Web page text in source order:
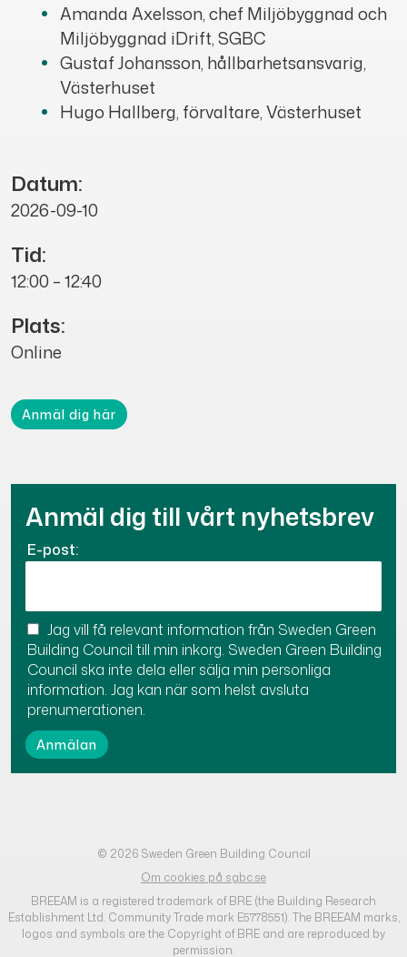
Amanda Axelsson, chef Miljöbyggnad och
Miljöbyggnad iDrift, SGBC
Gustaf Johansson, hållbarhetsansvarig,
Västerhuset
Hugo Hallberg, förvaltare, Västerhuset
Datum:
2026-09-10
Tid:
12:00 – 12:40
Plats:
Online
Anmäl dig här
Anmäl dig till vårt nyhetsbrev
E-post:
Jag vill få relevant information från Sweden Green
Building Council till min inkorg. Sweden Green Building
Council ska inte dela eller sälja min personliga
information. Jag kan när som helst avsluta
prenumerationen.
© 2026 Sweden Green Building Council
Om cookies på sgbc.se
BREEAM is a registered trademark of BRE (the Building Research
Establishment Ltd. Community Trade mark E5778551). The BREEAM marks,
logos and symbols are the Copyright of BRE and are reproduced by
permission.